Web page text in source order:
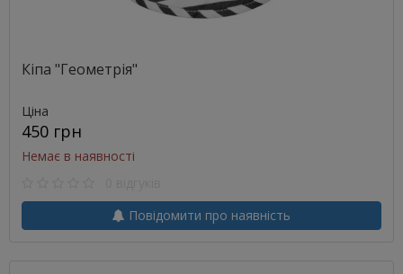
Кіпа "Геометрія"
Ціна
450 грн
Немає в наявності
Повідомити про наявність